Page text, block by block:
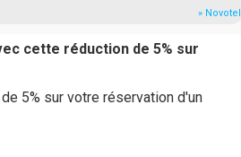
» Novotel
cette réduction de 5% sur
5% sur votre réservation d'un